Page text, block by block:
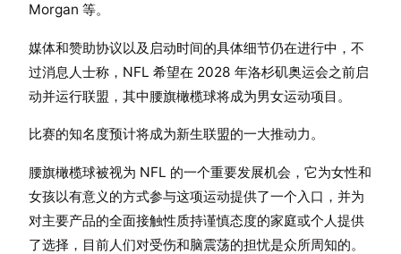
Morgan 等。
媒体和赞助协议以及启动时间的具体细节仍在进行中，不
过消息人士称，NFL 希望在 2028 年洛杉矶奥运会之前启
动并运行联盟，其中腰旗橄榄球将成为男女运动项目。
比赛的知名度预计将成为新生联盟的一大推动力。
腰旗橄榄球被视为 NFL 的一个重要发展机会，它为女性和
女孩以有意义的方式参与这项运动提供了一个入口，并为
对主要产品的全面接触性质持谨慎态度的家庭或个人提供
了选择，目前人们对受伤和脑震荡的担忧是众所周知的。